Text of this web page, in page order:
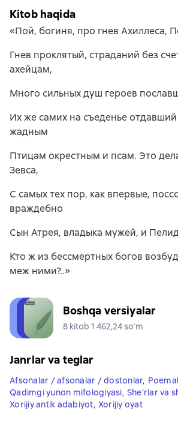
Kitob haqida
«Пой, богиня, про гнев Ахиллеса,
Гнев проклятый, страданий без
ахейцам,
Много сильных душ героев
Их же самих на съеденье
жадным
Птицам окрестным и псам. Это
Зевса,
С самых тех пор, как впервые,
враждебно
Сын Атрея, владыка мужей, и
Кто ж из бессмертных богов
меж ними?..»
Boshqa versiyalar
8 kitob 1 462,24 soʻm
Janrlar va teglar
Afsonalar / afsonalar / dostonlar,
Qadimgi yunon mifologiyasi, She’rlar va
Xorijiy antik adabiyot, Xorijiy oyat